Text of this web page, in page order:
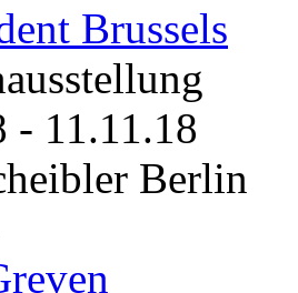
Brussels
- 11.11.18
Berlin